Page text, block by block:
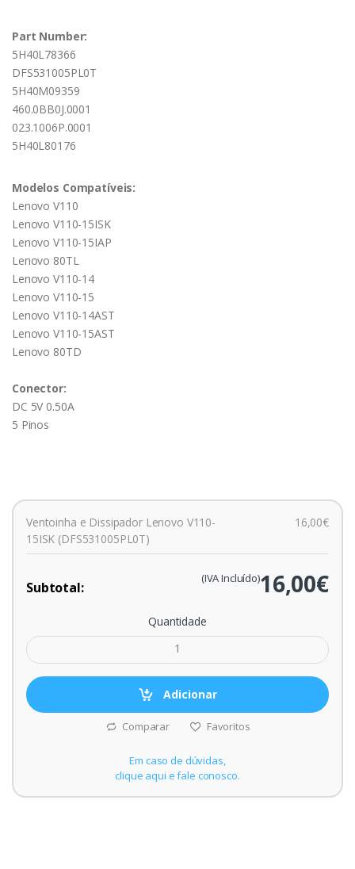
Part Number:
5H40L78366
DFS531005PL0T
5H40M09359
460.0BB0J.0001
023.1006P.0001
5H40L80176
Modelos Compatíveis:
Lenovo V110
Lenovo V110-15ISK
Lenovo V110-15IAP
Lenovo 80TL
Lenovo V110-14
Lenovo V110-15
Lenovo V110-14AST
Lenovo V110-15AST
Lenovo 80TD
Conector:
DC 5V 0.50A
5 Pinos
Ventoinha e Dissipador Lenovo V110-
15ISK (DFS531005PL0T)
16,00€
Subtotal: 16,00€
(IVA Incluído)
Quantidade
Adicionar
Comparar Favoritos
Em caso de dúvidas,
clique aqui e fale conosco.